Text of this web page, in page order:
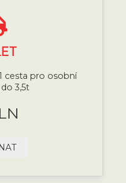
cesta pro osobní
3,5t